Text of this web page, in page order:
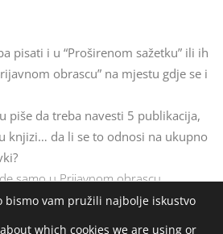
pisati i u “Proširenom sažetku” ili ih
obrascu” na mjestu gdje se i
piše da treba navesti 5 publikacija,
knjizi… da li se to odnosi na ukupno
samo u Prijavnom obrascu.
potrebno je navesti ukupno pet
radove u recenziranim
bismo vam pružili najbolje iskustvo
which cookies we are using or